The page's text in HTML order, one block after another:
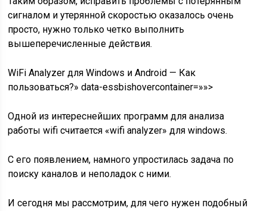
сигналом и утерянной скоростью оказалось очень
просто, нужно только четко выполнить
вышеперечисленные действия.
WiFi Analyzer для Windows и Android — Как
пользоваться?» data-essbishovercontainer=»»>
Одной из интереснейших программ для анализа
работы wifi считается «wifi analyzer» для windows.
С его появлением, намного упростилась задача по
поиску каналов и неполадок с ними.
И сегодня мы рассмотрим, для чего нужен подобный